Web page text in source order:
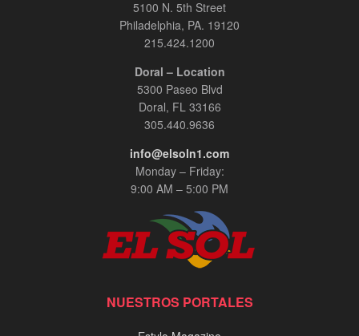
5100 N. 5th Street
Philadelphia, PA. 19120
215.424.1200
Doral – Location
5300 Paseo Blvd
Doral, FL 33166
305.440.9636
info@elsoln1.com
Monday – Friday:
9:00 AM – 5:00 PM
NUESTROS PORTALES